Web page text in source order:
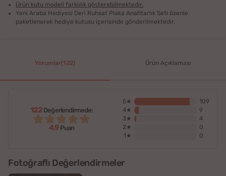
Ürün kutu modeli farklılık gösterebilmektedir.
Yeni Araba Hediyesi Deri Ruhsat Plaka Anahtarlık Seti özenle
paketlenerek hediye kutusu içerisinde gönderilmektedir.
Yorumlar(122) Ürün Açıklaması
122 Değerlendirmede:
4,9 Puan
5★
109
4★
9
3★
4
2★
0
1★
0
Fotoğraflı Değerlendirmeler